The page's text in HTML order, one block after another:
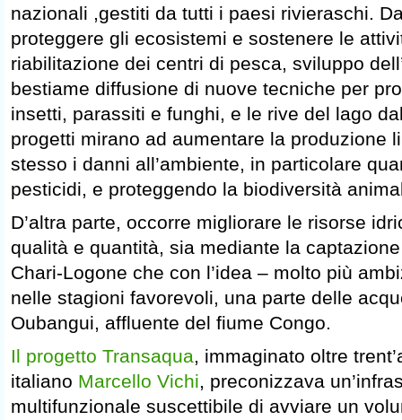
nazionali ,gestiti da tutti i paesi rivieraschi.
proteggere gli ecosistemi e sostenere le
riabilitazione dei centri di pesca, sviluppo
bestiame diffusione di nuove tecniche per
insetti, parassiti e funghi, e le rive del lago
progetti mirano ad aumentare la produzione
stesso i danni all’ambiente, in particolare
pesticidi, e proteggendo la biodiversità
D’altra parte, occorre migliorare le risorse
qualità e quantità, sia mediante la
Chari-Logone che con l’idea – molto più
nelle stagioni favorevoli, una parte delle
Oubangui, affluente del fiume Congo.
Il progetto Transaqua, immaginato oltre
italiano Marcello Vichi, preconizzava
multifunzionale suscettibile di avviare un